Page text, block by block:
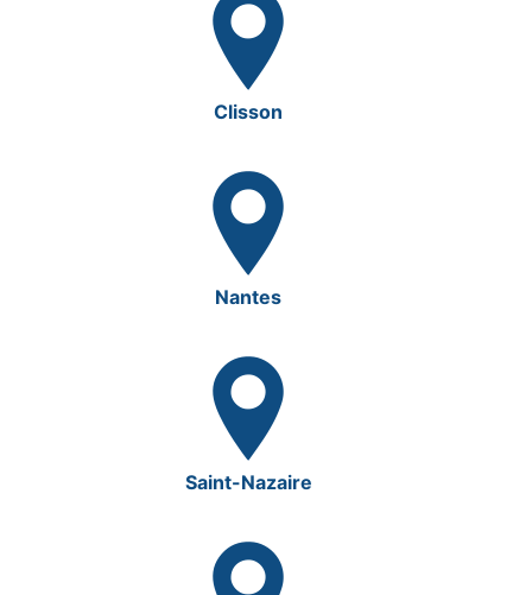
Clisson
Nantes
Saint-Nazaire